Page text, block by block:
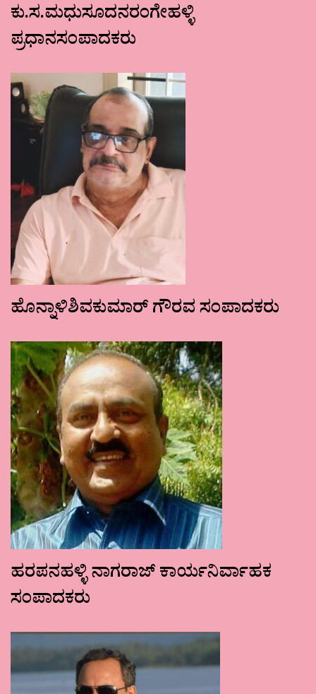
ಕು.ಸ.ಮಧುಸೂದನರಂಗೇಹಳ್ಳಿ
ಪ್ರಧಾನಸಂಪಾದಕರು
ಹೊನ್ನಾಳಿಶಿವಕುಮಾರ್ ಗೌರವ ಸಂಪಾದಕರು
ಹರಪನಹಳ್ಳಿ ನಾಗರಾಜ್ ಕಾರ್ಯನಿರ್ವಾಹಕ
ಸಂಪಾದಕರು